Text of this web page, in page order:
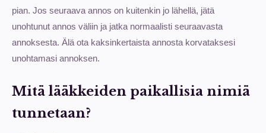
pian. Jos seuraava annos on kuitenkin jo lähellä, jätä
unohtunut annos väliin ja jatka normaalisti seuraavasta
annoksesta. Älä ota kaksinkertaista annosta korvataksesi
unohtamasi annoksen.
Mitä lääkkeiden paikallisia nimiä
tunnetaan?